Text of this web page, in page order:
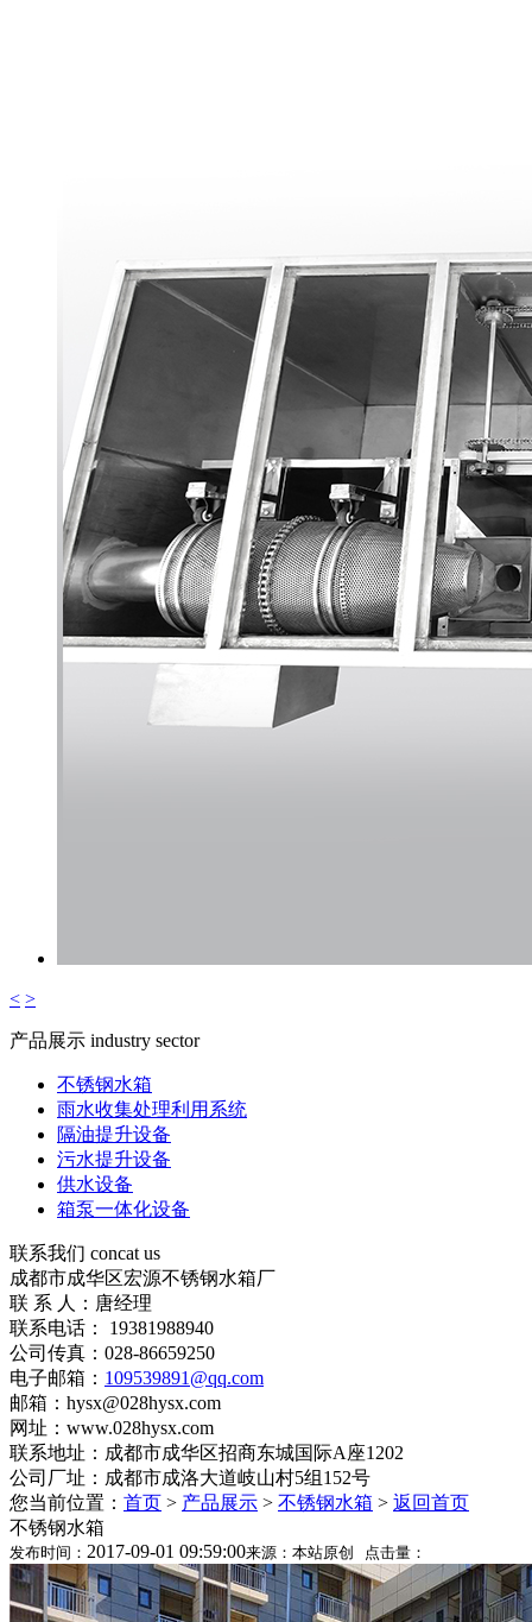
< >
产品展示 industry sector
不锈钢水箱
雨水收集处理利用系统
隔油提升设备
污水提升设备
供水设备
箱泵一体化设备
联系我们 concat us
成都市成华区宏源不锈钢水箱厂
联 系 人：唐经理
联系电话： 19381988940
公司传真：028-86659250
电子邮箱： 109539891@qq.com
邮箱：hysx@028hysx.com
网址：www.028hysx.com
联系地址：成都市成华区招商东城国际A座1202
公司厂址：成都市成洛大道岐山村5组152号
您当前位置： 首页 > 产品展示 > 不锈钢水箱 > 返回首页
不锈钢水箱
发布时间： 2017-09-01 09:59:00来源：本站原创 点击量：